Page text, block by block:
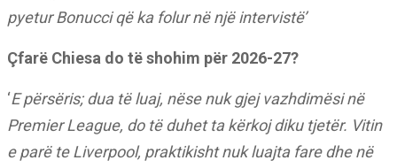
pyetur Bonucci që ka folur në një intervistë’
Çfarë Chiesa do të shohim për 2026-27?
‘E përsëris; dua të luaj, nëse nuk gjej vazhdimësi në
Premier League, do të duhet ta kërkoj diku tjetër. Vitin
e parë te Liverpool, praktikisht nuk luajta fare dhe në